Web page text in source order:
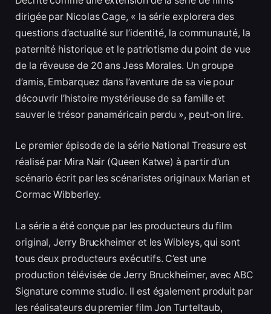
dirigée par Nicolas Cage, « la série explorera des
questions d’actualité sur l’identité, la communauté, la
paternité historique et le patriotisme du point de vue
de la rêveuse de 20 ans Jess Morales. Un groupe
d’amis, Embarquez dans l’aventure de sa vie pour
découvrir l’histoire mystérieuse de sa famille et
sauver le trésor panaméricain perdu », peut-on lire.
Le premier épisode de la série National Treasure est
réalisé par Mira Nair (Queen Katwe) à partir d’un
scénario écrit par les scénaristes originaux Marian et
Cormac Wibberley.
La série a été conçue par les producteurs du film
original, Jerry Bruckheimer et les Wibleys, qui sont
tous deux producteurs exécutifs. C’est une
production télévisée de Jerry Bruckheimer, avec ABC
Signature comme studio. Il est également produit par
les réalisateurs du premier film Jon Turteltaub,